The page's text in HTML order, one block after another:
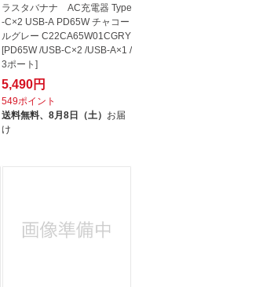
ラスタバナナ AC充電器 Type
-C×2 USB-A PD65W チャコー
ルグレー C22CA65W01CGRY
[PD65W /USB-C×2 /USB-A×1 /
3ポート]
5,490円
549ポイント
送料無料、 8月8日（土） お届
け